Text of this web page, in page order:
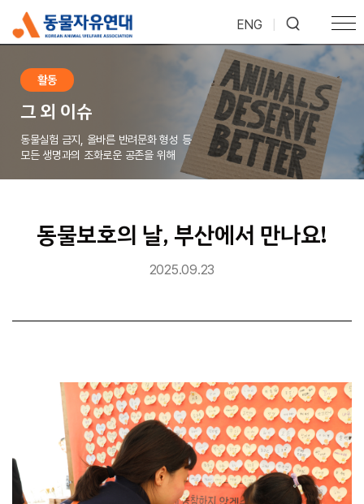
ENG
활동
그 외 이슈
동물실험 금지, 올바른 반려문화 형성 등
모든 생명과의 조화로운 공존을 위해
동물보호의 날, 부산에서 만나요!
2025.09.23